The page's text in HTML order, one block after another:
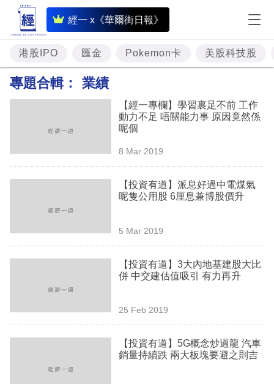
經一 x《華爾街日報》
即
時
財
經
資
樓
技
港股IPO 匯金 Pokemon卡 美股科技股
專題合輯： 業績
【經一專欄】學習裹足不前 工作
動力不足 唔關能力事 原因竟然係
呢個
8 Mar 2019
【投資有道】派息好過中電煤氣
呢隻公用股 6厘息兼博股價升
5 Mar 2019
【投資有道】3大內地基建股大比
併 中交建估值吸引 有力再升
25 Feb 2019
【投資有道】5G概念炒過龍 汽車
銷量持續跌 兩大板塊要避之則吉